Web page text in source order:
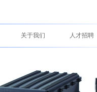
关于我们 人才招聘